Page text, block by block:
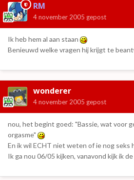
RM
4 november 2005 gepost
Ik heb hem al aan staan
Benieuwd welke vragen hij krijgt te
wonderer
4 november 2005 gepost
nou, het begint goed: "Bassie, wat voor
orgasme"
En ik wil ECHT niet weten of ie nog seks
Ik ga nou 06/05 kijken, vanavond kijk ik